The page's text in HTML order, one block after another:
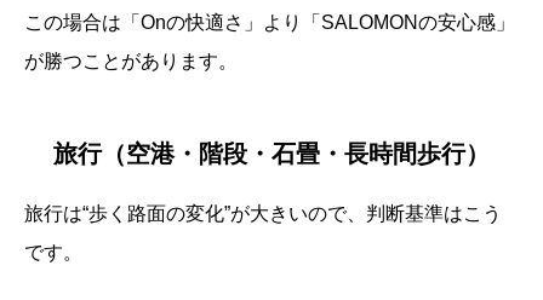
この場合は「Onの快適さ」より「SALOMONの安心感」
が勝つことがあります。
旅行（空港・階段・石畳・長時間歩行）
旅行は“歩く路面の変化”が大きいので、判断基準はこう
です。